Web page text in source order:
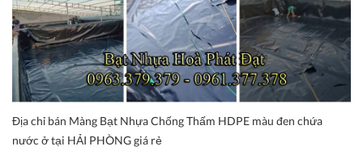
Địa chỉ bán Màng Bạt Nhựa Chống Thấm HDPE màu đen chứa
nước ở tại HẢI PHÒNG giá rẻ